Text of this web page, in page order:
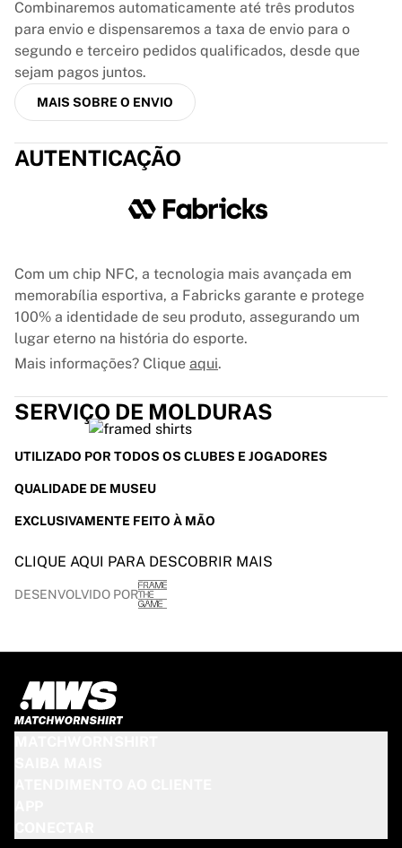
Ver tudo de hóquei no gelo
Outro
Glory Kickboxing
Team Liquid
Como funciona
Emoldure sua camisa
Minha coleção
Combinaremos automaticamente até três produtos
para envio e dispensaremos a taxa de envio para o
segundo e terceiro pedidos qualificados, desde que
sejam pagos juntos.
MAIS SOBRE O ENVIO
AUTENTICAÇÃO
Com um chip NFC, a tecnologia mais avançada em
memorabília esportiva, a Fabricks garante e protege
100% a identidade de seu produto, assegurando um
lugar eterno na história do esporte.
Mais informações? Clique aqui.
SERVIÇO DE MOLDURAS
UTILIZADO POR TODOS OS CLUBES E JOGADORES
QUALIDADE DE MUSEU
EXCLUSIVAMENTE FEITO À MÃO
CLIQUE AQUI PARA DESCOBRIR MAIS
DESENVOLVIDO POR